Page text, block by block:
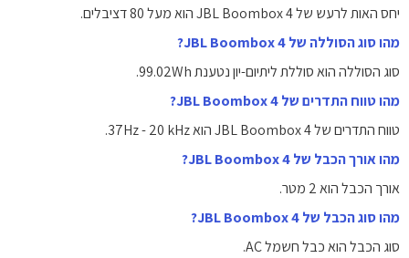
יחס האות לרעש של JBL Boombox 4 הוא מעל 80 דציבלים.
מהו סוג הסוללה של JBL Boombox 4?
סוג הסוללה הוא סוללת ליתיום-יון נטענת 99.02Wh.
מהו טווח התדרים של JBL Boombox 4?
טווח התדרים של JBL Boombox 4 הוא 37Hz - 20 kHz.
מהו אורך הכבל של JBL Boombox 4?
אורך הכבל הוא 2 מטר.
מהו סוג הכבל של JBL Boombox 4?
סוג הכבל הוא כבל חשמל AC.